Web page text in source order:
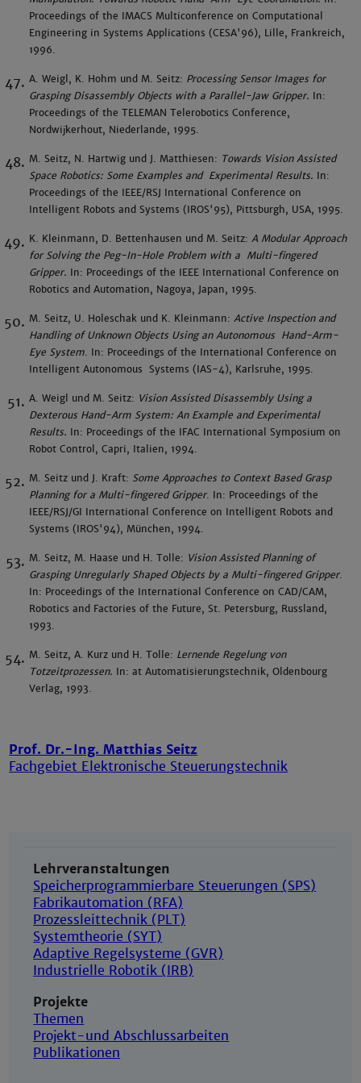
Proceedings of the IMACS Multiconference on Computational
Engineering in Systems Applications (CESA'96), Lille, Frankreich,
1996.
A. Weigl, K. Hohm und M. Seitz: Processing Sensor Images for
Grasping Disassembly Objects with a Parallel-Jaw Gripper. In:
Proceedings of the TELEMAN Telerobotics Conference,
Nordwijkerhout, Niederlande, 1995.
M. Seitz, N. Hartwig und J. Matthiesen: Towards Vision Assisted
Space Robotics: Some Examples and Experimental Results. In:
Proceedings of the IEEE/RSJ International Conference on
Intelligent Robots and Systems (IROS'95), Pittsburgh, USA, 1995.
K. Kleinmann, D. Bettenhausen und M. Seitz: A Modular Approach
for Solving the Peg-In-Hole Problem with a Multi-fingered
Gripper. In: Proceedings of the IEEE International Conference on
Robotics and Automation, Nagoya, Japan, 1995.
M. Seitz, U. Holeschak und K. Kleinmann:Active Inspection and
Handling of Unknown Objects Using an Autonomous Hand-Arm-
Eye System. In: Proceedings of the International Conference on
Intelligent Autonomous Systems (IAS-4), Karlsruhe, 1995.
A. Weigl und M. Seitz: Vision Assisted Disassembly Using a
Dexterous Hand-Arm System: An Example and Experimental
Results. In: Proceedings of the IFAC International Symposium on
Robot Control, Capri, Italien, 1994.
M. Seitz und J. Kraft: Some Approaches to Context Based Grasp
Planning for a Multi-fingered Gripper. In: Proceedings of the
IEEE/RSJ/GI International Conference on Intelligent Robots and
Systems (IROS'94), München, 1994.
M. Seitz, M. Haase und H. Tolle: Vision Assisted Planning of
Grasping Unregularly Shaped Objects by a Multi-fingered Gripper.
In: Proceedings of the International Conference on CAD/CAM,
Robotics and Factories of the Future, St. Petersburg, Russland,
1993.
M. Seitz, A. Kurz und H. Tolle: Lernende Regelung von
Totzeitprozessen. In: at Automatisierungstechnik, Oldenbourg
Verlag, 1993.
Prof. Dr.-Ing. Matthias Seitz
Fachgebiet Elektronische Steuerungstechnik
Lehrveranstaltungen
Speicherprogrammierbare Steuerungen (SPS)
Fabrikautomation (RFA)
Prozessleittechnik (PLT)
Systemtheorie (SYT)
Adaptive Regelsysteme (GVR)
Industrielle Robotik (IRB)
Projekte
Themen
Projekt-und Abschlussarbeiten
Publikationen